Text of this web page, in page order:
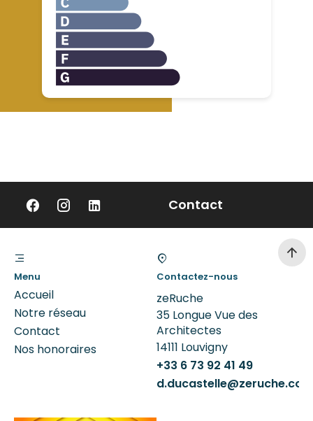
Contact
Menu
Accueil
Notre réseau
Contact
Nos honoraires
Contactez-nous
zeRuche
35 Longue Vue des
Architectes
14111 Louvigny
+33 6 73 92 41 49
d.ducastelle@zeruche.com